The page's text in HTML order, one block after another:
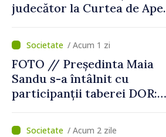
judecător la Curtea de Apel
/ Acum 1 zi
FOTO // Președinta Maia
Sandu s-a întâlnit cu
participanții taberei DOR:
noastră rămâne puternică”
/ Acum 2 zile